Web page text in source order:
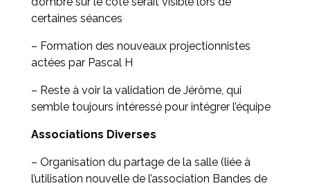
certaines séances
– Formation des nouveaux projectionnistes
actées par Pascal H
– Reste à voir la validation de Jérôme, qui
semble toujours intéressé pour intégrer l’équipe
Associations Diverses
– Organisation du partage de la salle (liée à
l’utilisation nouvelle de l’association Bandes de